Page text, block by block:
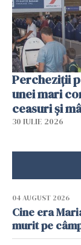
Percheziții
unei mari
ceasuri și
30 IULIE 2026
04 AUGUST 2026
Cine era
murit pe